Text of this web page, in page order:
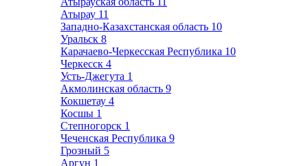
Атырау 11
Западно-Казахстанская область 10
Уральск 8
Карачаево-Черкесская Республика 10
Черкесск 4
Усть-Джегута 1
Акмолинская область 9
Кокшетау 4
Косшы 1
Степногорск 1
Чеченская Республика 9
Грозный 5
Аргун 1